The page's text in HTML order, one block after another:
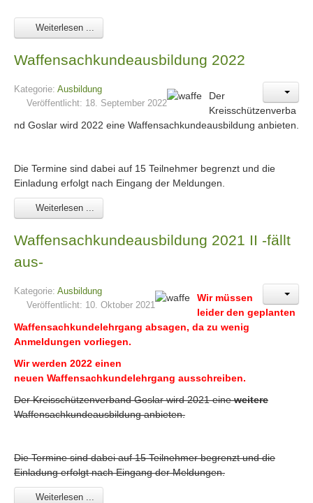
Weiterlesen ...
Waffensachkundeausbildung 2022
Kategorie: Ausbildung
Veröffentlicht: 18. September 2022
Der
Kreisschützenverba
nd Goslar wird 2022 eine Waffensachkundeausbildung anbieten.
Die Termine sind dabei auf 15 Teilnehmer begrenzt und die
Einladung erfolgt nach Eingang der Meldungen.
Weiterlesen ...
Waffensachkundeausbildung 2021 II -fällt
aus-
Kategorie: Ausbildung
Veröffentlicht: 10. Oktober 2021
Wir müssen
leider den geplanten
Waffensachkundelehrgang absagen, da zu wenig
Anmeldungen vorliegen.
Wir werden 2022 einen
neuen Waffensachkundelehrgang ausschreiben.
Der Kreisschützenverband Goslar wird 2021 eineweitere
Waffensachkundeausbildung anbieten.
Die Termine sind dabei auf 15 Teilnehmer begrenzt und die
Einladung erfolgt nach Eingang der Meldungen.
Weiterlesen ...